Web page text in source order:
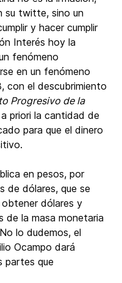
su twitte, sino un
y hacer cumplir
Interés hoy la
fenómeno
en un fenómeno
con el descubrimiento
Progresivo de la
priori la cantidad de
para que el dinero
en pesos, por
de dólares, que se
dólares y
de la masa monetaria
lo dudemos, el
Ocampo dará
partes que